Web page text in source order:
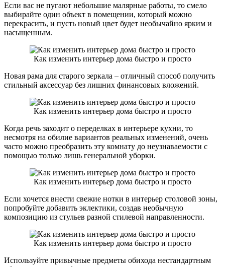
Если вас не пугают небольшие малярные работы, то смело
выбирайте один объект в помещении, который можно
перекрасить, и пусть новый цвет будет необычайно ярким и
насыщенным.
Как изменить интерьер дома быстро и просто
Новая рама для старого зеркала – отличный способ получить
стильный аксессуар без лишних финансовых вложений.
Как изменить интерьер дома быстро и просто
Когда речь заходит о переделках в интерьере кухни, то
несмотря на обилие вариантов реальных изменений, очень
часто можно преобразить эту комнату до неузнаваемости с
помощью только лишь генеральной уборки.
Как изменить интерьер дома быстро и просто
Если хочется внести свежие нотки в интерьер столовой зоны,
попробуйте добавить эклектики, создав необычную
композицию из стульев разной стилевой направленности.
Как изменить интерьер дома быстро и просто
Используйте привычные предметы обихода нестандартным